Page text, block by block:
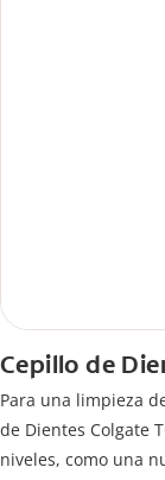
Cepillo de
Para una limpieza
de Dientes Colgate
niveles, como una